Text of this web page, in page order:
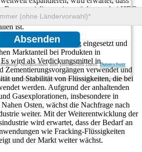
Absenden
Vertraulichkeit Ihrer persönlichen Daten.Datenschutz
Baumaterialien weiter wächst, wobei HEC
wichtiger Bestandteil von
ist.
Ölfeldindustrie häufig eingesetzt und
Marktanteil bei Produkten in
wird als Verdickungsmittel in
Zementierungsvorgängen verwendet und
und Stabilität von Flüssigkeiten, die bei
werden. Aufgrund der anhaltenden
Gasexplorationen, insbesondere in
Osten, wächst die Nachfrage nach
weiter. Mit der Weiterentwicklung der
wird erwartet, dass der Bedarf an
wie Fracking-Flüssigkeiten
und der Markt weiter wächst.